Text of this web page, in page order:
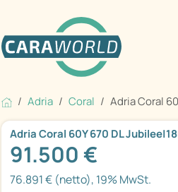
Adria Coral Adria Coral
Adria Coral 60Y 670 DL
91.500 €
76.891 € (netto), 19% MwSt.